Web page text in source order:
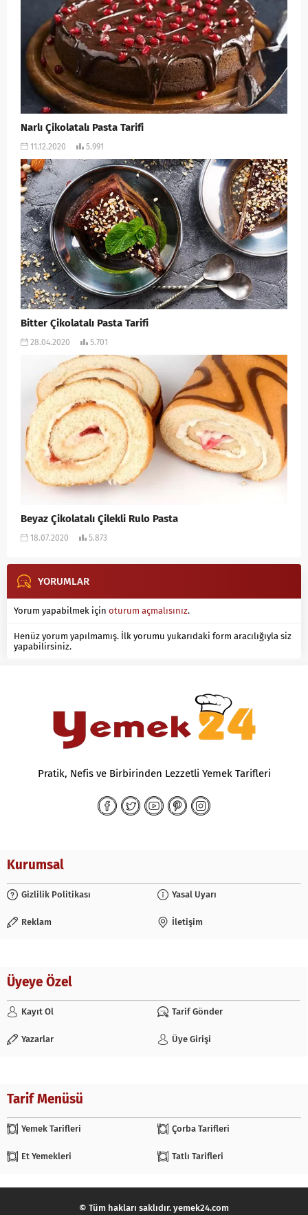
Narlı Çikolatalı Pasta Tarifi
11.12.2020 5.991
Bitter Çikolatalı Pasta Tarifi
28.04.2020 5.701
Beyaz Çikolatalı Çilekli Rulo Pasta
18.07.2020 5.873
YORUMLAR
Yorum yapabilmek için oturum açmalısınız.
Henüz yorum yapılmamış. İlk yorumu yukarıdaki form aracılığıyla siz
yapabilirsiniz.
Pratik, Nefis ve Birbirinden Lezzetli Yemek Tarifleri
Kurumsal
Gizlilik Politikası Yasal Uyarı
Reklam İletişim
Üyeye Özel
Kayıt Ol Tarif Gönder
Yazarlar Üye Girişi
Tarif Menüsü
Yemek Tarifleri Çorba Tarifleri
Et Yemekleri Tatlı Tarifleri
© Tüm hakları saklıdır. yemek24.com